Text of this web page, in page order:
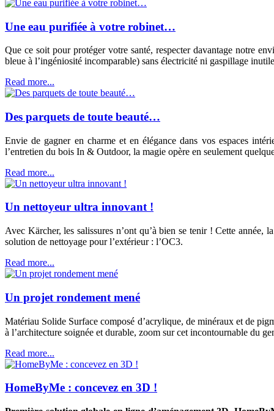
Une eau purifiée à votre robinet…
Que ce soit pour protéger votre santé, respecter davantage notre
bleue à l’ingéniosité incomparable) sans électricité ni gaspillage
Read more...
Des parquets de toute beauté…
Envie de gagner en charme et en élégance dans vos espaces
l’entretien du bois In & Outdoor, la magie opère en seulement
Read more...
Un nettoyeur ultra innovant !
Avec Kärcher, les salissures n’ont qu’à bien se tenir ! Cette
solution de nettoyage pour l’extérieur : l’OC3.
Read more...
Un projet rondement mené
Matériau Solide Surface composé d’acrylique, de minéraux et de
à l’architecture soignée et durable, zoom sur cet incontournable du
Read more...
HomeByMe : concevez en 3D !